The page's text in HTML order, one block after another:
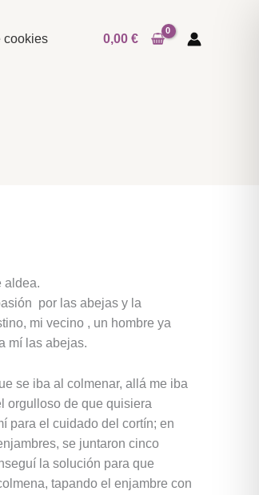
cookies 0,00 €
aldea.
por las abejas y la
mi vecino , un hombre ya
mí las abejas.
se iba al colmenar, allá me iba
orgulloso de que quisiera
para el cuidado del cortín; en
se juntaron cinco
la solución para que
tapando el enjambre con